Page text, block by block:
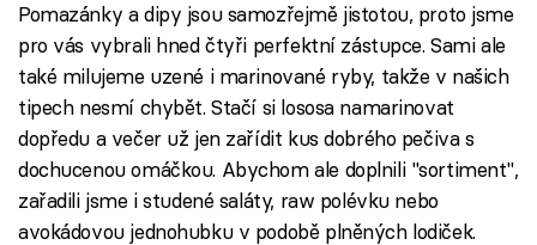
Pomazánky a dipy jsou samozřejmě jistotou, proto jsme
pro vás vybrali hned čtyři perfektní zástupce. Sami ale
také milujeme uzené i marinované ryby, takže v našich
tipech nesmí chybět. Stačí si lososa namarinovat
dopředu a večer už jen zařídit kus dobrého pečiva s
dochucenou omáčkou. Abychom ale doplnili "sortiment",
zařadili jsme i studené saláty, raw polévku nebo
avokádovou jednohubku v podobě plněných lodiček.